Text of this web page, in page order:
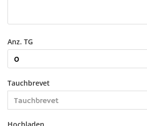
Anz. TG
Tauchbrevet